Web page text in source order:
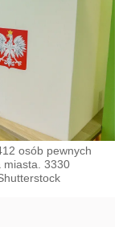
osób pewnych
miasta. 3330